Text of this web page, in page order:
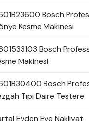
Bosch
Kesme Makinesi
Bosch
Makinesi
Bosch
Tipi Daire Testere
Evden Eve Nakliyat